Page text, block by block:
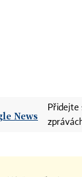
Přidejte